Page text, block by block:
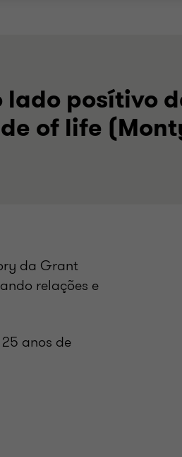
lado posítivo
of life
da Grant
relações e
anos de